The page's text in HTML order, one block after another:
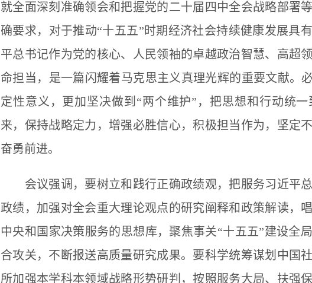
就全面深刻准确领会和把握党的二十届四中全会战略部署
确要求，对于推动“十五五”时期经济社会持续健康发展具
平总书记作为党的核心、人民领袖的卓越政治智慧、高超
命担当，是一篇闪耀着马克思主义真理光辉的重要文献。
定性意义，更加坚决做到“两个维护”，把思想和行动统
来，保持战略定力，增强必胜信心，积极担当作为，坚定
奋勇前进。
会议强调，要树立和践行正确政绩观，把服务习近平
政绩，加强对全会重大理论观点的研究阐释和政策解读，
中央和国家决策服务的思想库，聚焦事关“十五五”建设全
合攻关，不断报送高质量研究成果。要科学统筹谋划中国
所加强本学科本领域战略形势研判，按照服务大局、扶强